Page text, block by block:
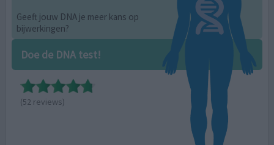
Geeft jouw DNA je meer kans op
bijwerkingen?
Doe de DNA test!
(52 reviews)